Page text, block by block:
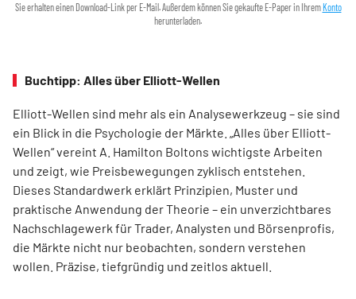
Sie erhalten einen Download-Link per E-Mail. Außerdem können Sie gekaufte E-Paper in Ihrem Konto
herunterladen.
Buchtipp: Alles über Elliott-Wellen
Elliott-Wellen sind mehr als ein Analysewerkzeug – sie sind
ein Blick in die Psychologie der Märkte. „Alles über Elliott-
Wellen“ vereint A. Hamilton Boltons wichtigste Arbeiten
und zeigt, wie Preisbewegungen zyklisch entstehen.
Dieses Standardwerk erklärt Prinzipien, Muster und
praktische Anwendung der Theorie – ein unverzichtbares
Nachschlagewerk für Trader, Analysten und Börsenprofis,
die Märkte nicht nur beobachten, sondern verstehen
wollen. Präzise, tiefgründig und zeitlos aktuell.